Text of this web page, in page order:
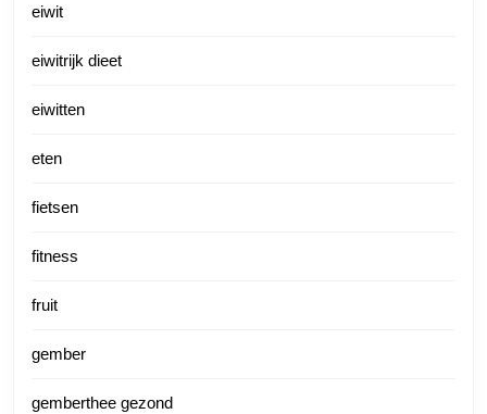
eiwit
eiwitrijk dieet
eiwitten
eten
fietsen
fitness
fruit
gember
gemberthee gezond